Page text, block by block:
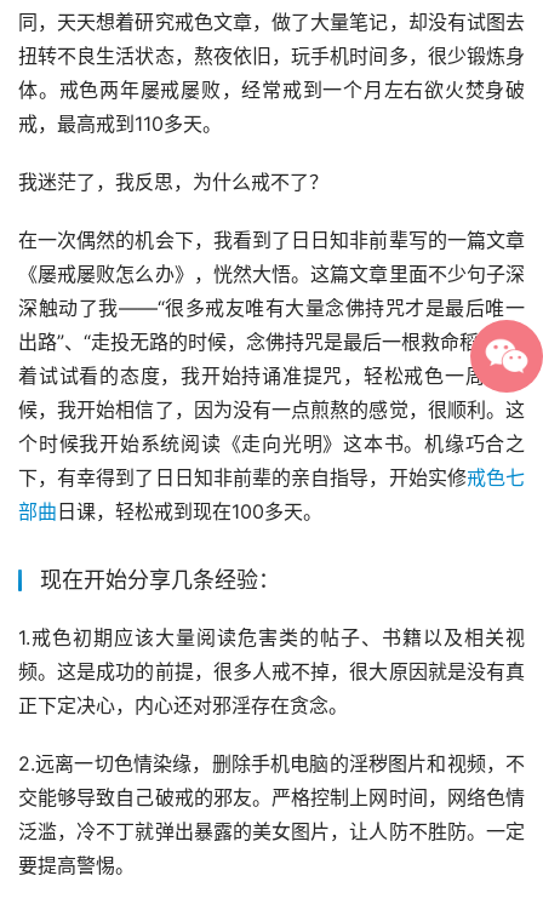
同，天天想着研究戒色文章，做了大量笔记，却没有试图去
扭转不良生活状态，熬夜依旧，玩手机时间多，很少锻炼身
体。戒色两年屡戒屡败，经常戒到一个月左右欲火焚身破
戒，最高戒到110多天。
我迷茫了，我反思，为什么戒不了？
在一次偶然的机会下，我看到了日日知非前辈写的一篇文章
《屡戒屡败怎么办》，恍然大悟。这篇文章里面不少句子深
深触动了我——“很多戒友唯有大量念佛持咒才是最后唯一
出路”、“走投无路的时候，念佛持咒是最后一根救命稻草”抱
着试试看的态度，我开始持诵准提咒，轻松戒色一周的时
候，我开始相信了，因为没有一点煎熬的感觉，很顺利。这
个时候我开始系统阅读《走向光明》这本书。机缘巧合之
下，有幸得到了日日知非前辈的亲自指导，开始实修戒色七
部曲 日课，轻松戒到现在100多天。
现在开始分享几条经验：
1.戒色初期应该大量阅读危害类的帖子、书籍以及相关视
频。这是成功的前提，很多人戒不掉，很大原因就是没有真
正下定决心，内心还对邪淫存在贪念。
2.远离一切色情染缘，删除手机电脑的淫秽图片和视频，不
交能够导致自己破戒的邪友。严格控制上网时间，网络色情
泛滥，冷不丁就弹出暴露的美女图片，让人防不胜防。一定
要提高警惕。